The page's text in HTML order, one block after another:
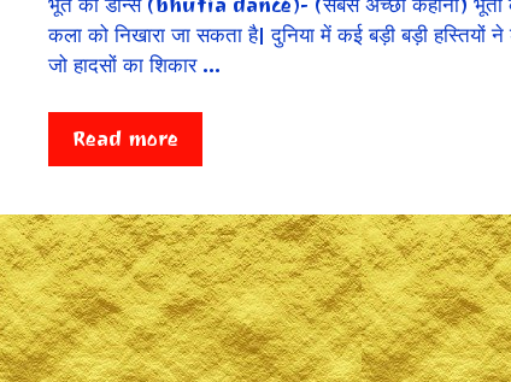
कला को निखारा जा सकता है| दुनिया में कई बड़ी बड़ी हस्तियों
जो हादसों का शिकार …
Read more